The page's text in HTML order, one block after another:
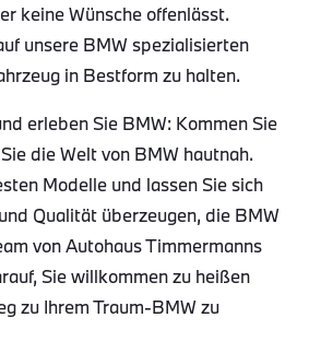
keine Wünsche offenlässt.
unsere BMW spezialisierten
in Bestform zu halten.
erleben Sie BMW: Kommen Sie
die Welt von BMW hautnah.
Modelle und lassen Sie sich
Qualität überzeugen, die BMW
von Autohaus Timmermanns
Sie willkommen zu heißen
zu Ihrem Traum-BMW zu